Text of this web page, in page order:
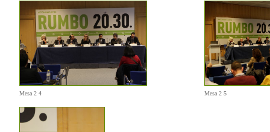
Mesa 2 4 Mesa 2 5